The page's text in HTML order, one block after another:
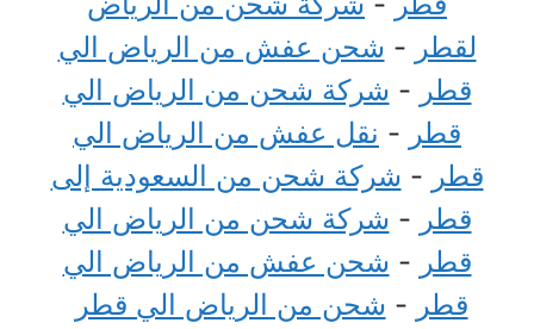
لقطر - شحن عفش من الرياض الي
قطر - شركة شحن من الرياض الي
قطر - نقل عفش من الرياض الي
قطر - شركة شحن من السعودية إلى
قطر - شركة شحن من الرياض الي
قطر - شحن عفش من الرياض الي
قطر - شحن من الرياض الي قطر